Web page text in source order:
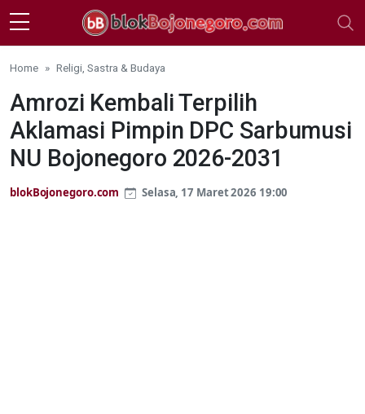
Skip to main content
Home Religi, Sastra & Budaya
Amrozi Kembali Terpilih
Aklamasi Pimpin DPC Sarbumusi
NU Bojonegoro 2026-2031
blokBojonegoro.com Selasa, 17 Maret 2026 19:00